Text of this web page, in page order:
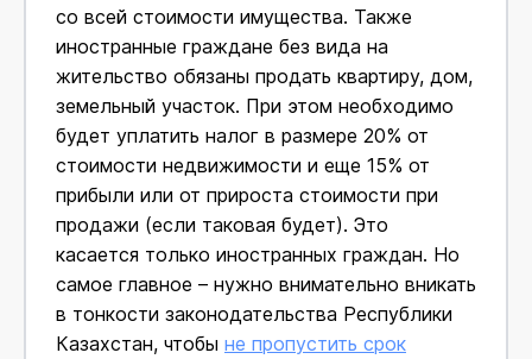
со всей стоимости имущества. Также
иностранные граждане без вида на
жительство обязаны продать квартиру, дом,
земельный участок. При этом необходимо
будет уплатить налог в размере 20% от
стоимости недвижимости и еще 15% от
прибыли или от прироста стоимости при
продажи (если таковая будет). Это
касается только иностранных граждан. Но
самое главное – нужно внимательно вникать
в тонкости законодательства Республики
Казахстан, чтобы не пропустить срок